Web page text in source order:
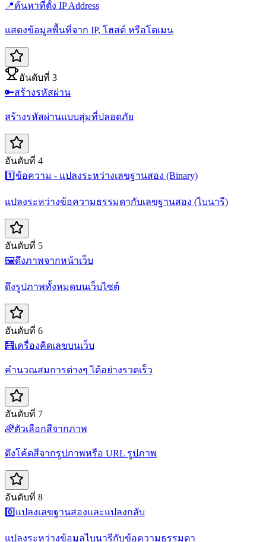
📍ค้นหาที่ตั้ง IP Address
แสดงข้อมูลพื้นที่จาก IP, โฮสต์ หรือโดเมน
อันดับที่ 3
🔑สร้างรหัสผ่าน
สร้างรหัสผ่านแบบสุ่มที่ปลอดภัย
อันดับที่ 4
1️⃣ข้อความ - แปลงระหว่างเลขฐานสอง (Binary)
แปลงระหว่างข้อความธรรมดากับเลขฐานสอง (ไบนารี)
อันดับที่ 5
🖼️ดึงภาพจากหน้าเว็บ
ดึงรูปภาพทั้งหมดบนเว็บไซต์
อันดับที่ 6
🧮เครื่องคิดเลขบนเว็บ
คำนวณสมการต่างๆ ได้อย่างรวดเร็ว
อันดับที่ 7
🌈ตัวเลือกสีจากภาพ
ดึงโค้ดสีจากรูปภาพหรือ URL รูปภาพ
อันดับที่ 8
0️⃣ แปลงเลขฐานสองและแปลงกลับ
แปลงระหว่างข้อมูลไบนารีกับข้อความธรรมดา